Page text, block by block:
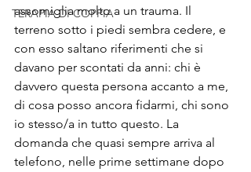
TERAPIA DI COPPIA
assomiglia molto a un trauma. Il
terreno sotto i piedi sembra cedere, e
con esso saltano riferimenti che si
davano per scontati da anni: chi è
davvero questa persona accanto a me,
di cosa posso ancora fidarmi, chi sono
io stesso/a in tutto questo. La
domanda che quasi sempre arriva al
telefono, nelle prime settimane dopo